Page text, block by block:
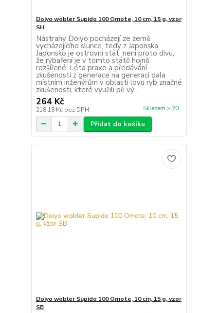
Doiyo wobler Supido 100 Omote, 10 cm, 15 g, vzor
SH
Nástrahy Doiyo pocházejí ze země
vycházejícího slunce, tedy z Japonska.
Japonsko je ostrovní stát, není proto divu,
že rybaření je v tomto státě hojně
rozšířené. Léta praxe a předávání
zkušeností z generace na generaci dala
místním inženýrům v oblasti lovu ryb značné
zkušenosti, které využili při vý...
264 Kč
218,18 Kč bez DPH Skladem > 20
Přidat do košíku
Doiyo wobler Supido 100 Omote, 10 cm, 15 g, vzor
SB